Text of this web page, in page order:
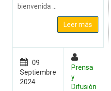
bienvenida ...
Leer más
09
Septiembre
2024
Prensa
y
Difusión